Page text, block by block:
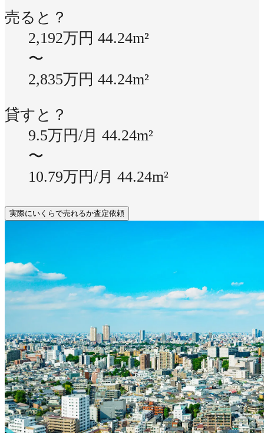
売ると？
2,192万円 44.24m²
〜
2,835万円 44.24m²
貸すと？
9.5万円/月 44.24m²
〜
10.79万円/月 44.24m²
実際にいくらで売れるか査定依頼